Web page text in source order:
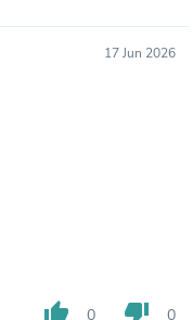
17 Jun 2026
thumb_up 0 thumb_down 0